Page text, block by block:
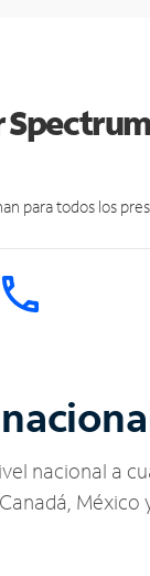
para todos los
nacional a
México